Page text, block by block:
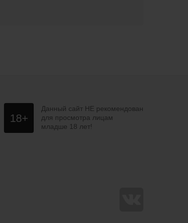
18+
Данный сайт НЕ рекомендован
для просмотра лицам
младше 18 лет!